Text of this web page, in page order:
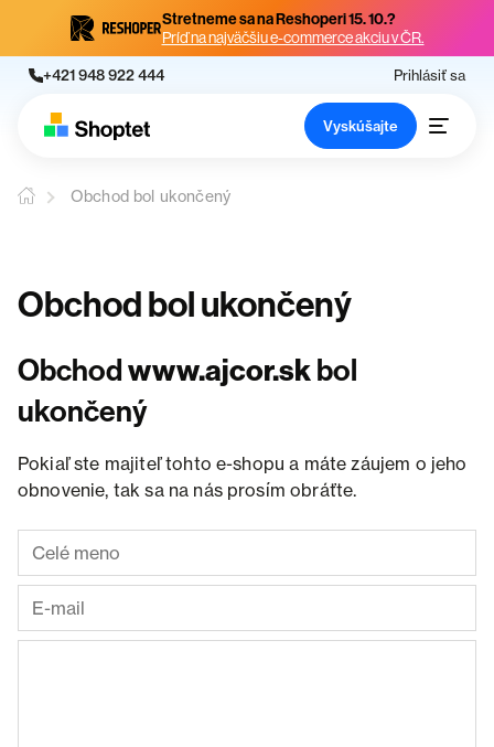
Stretneme sa na Reshoperi 15. 10.?
Príď na najväčšiu e-commerce akciu v ČR.
+421 948 922 444 Prihlásiť sa
Vyskúšajte
Obchod bol ukončený
Obchod bol ukončený
Obchodwww.ajcor.skbol
ukončený
Pokiaľ ste majiteľ tohto e-shopu a máte záujem o jeho
obnovenie, tak sa na nás prosím obráťte.